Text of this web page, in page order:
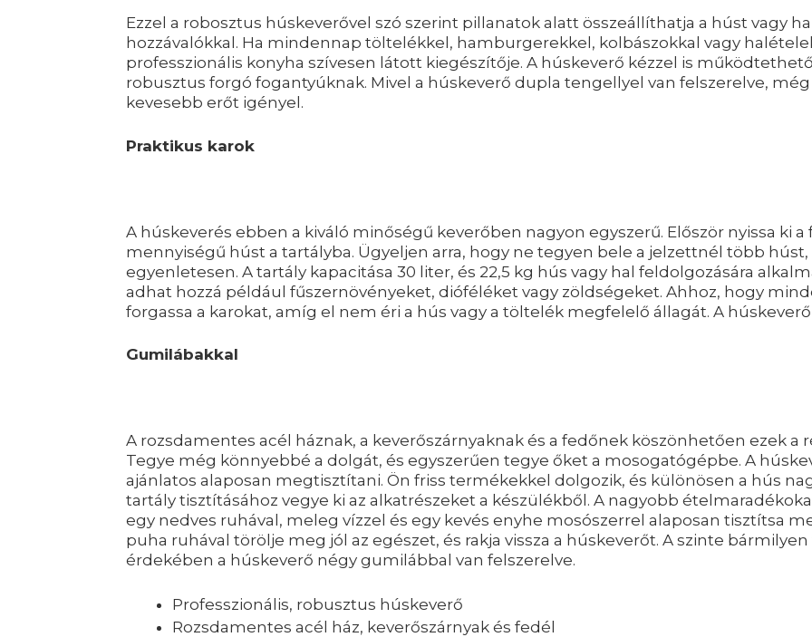
Ezzel a robosztus húskeverővel szó szerint pillanatok alatt összeállíthatja a húst vagy
hozzávalókkal. Ha mindennap töltelékkel, hamburgerekkel, kolbászokkal vagy
professzionális konyha szívesen látott kiegészítője. A húskeverő kézzel is
robusztus forgó fogantyúknak. Mivel a húskeverő dupla tengellyel van felszerelve,
kevesebb erőt igényel.
Praktikus karok
A húskeverés ebben a kiváló minőségű keverőben nagyon egyszerű. Először nyissa ki
mennyiségű húst a tartályba. Ügyeljen arra, hogy ne tegyen bele a jelzettnél több
egyenletesen. A tartály kapacitása 30 liter, és 22,5 kg hús vagy hal feldolgozására
adhat hozzá például fűszernövényeket, dióféléket vagy zöldségeket. Ahhoz, hogy
forgassa a karokat, amíg el nem éri a hús vagy a töltelék megfelelő állagát. A
Gumilábakkal
A rozsdamentes acél háznak, a keverőszárnyaknak és a fedőnek köszönhetően ezek
Tegye még könnyebbé a dolgát, és egyszerűen tegye őket a mosogatógépbe. A
ajánlatos alaposan megtisztítani. Ön friss termékekkel dolgozik, és különösen a hús
tartály tisztításához vegye ki az alkatrészeket a készülékből. A nagyobb
egy nedves ruhával, meleg vízzel és egy kevés enyhe mosószerrel alaposan tisztítsa
puha ruhával törölje meg jól az egészet, és rakja vissza a húskeverőt. A szinte
érdekében a húskeverő négy gumilábbal van felszerelve.
Professzionális, robusztus húskeverő
Rozsdamentes acél ház, keverőszárnyak és fedél